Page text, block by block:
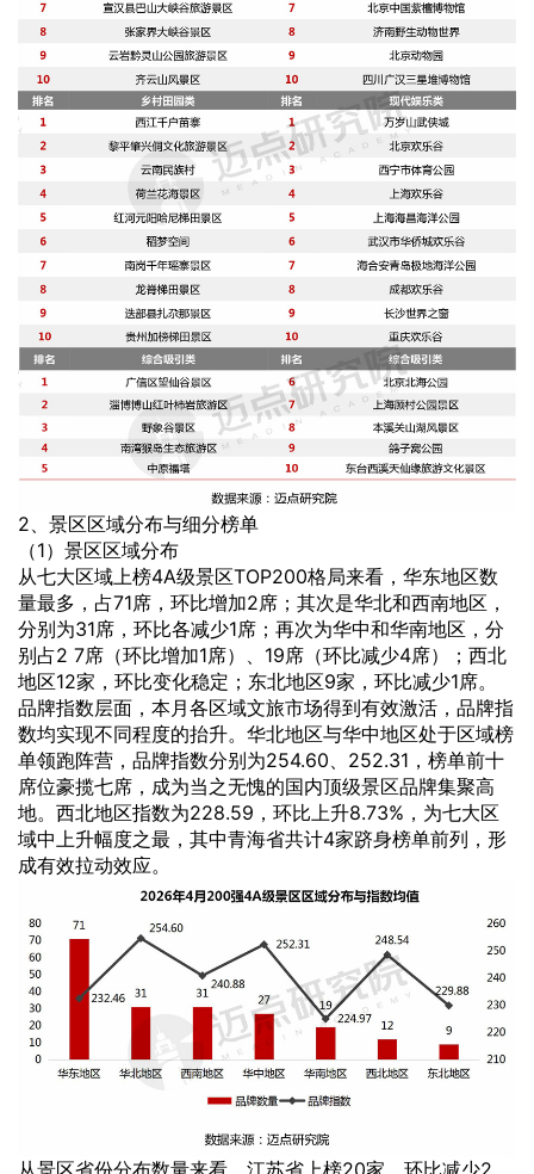
2、景区区域分布与细分榜单
（1）景区区域分布
从七大区域上榜4A级景区TOP200格局来看，华东地区数
量最多，占71席，环比增加2席；其次是华北和西南地区，
分别为31席，环比各减少1席；再次为华中和华南地区，分
别占2 7席（环比增加1席）、19席（环比减少4席）；西北
地区12家，环比变化稳定；东北地区9家，环比减少1席。
品牌指数层面，本月各区域文旅市场得到有效激活，品牌指
数均实现不同程度的抬升。华北地区与华中地区处于区域榜
单领跑阵营，品牌指数分别为254.60、252.31，榜单前十
席位豪揽七席，成为当之无愧的国内顶级景区品牌集聚高
地。西北地区指数为228.59，环比上升8.73%，为七大区
域中上升幅度之最，其中青海省共计4家跻身榜单前列，形
成有效拉动效应。
从景区省份分布数量来看，江苏省上榜20家，环比减少2